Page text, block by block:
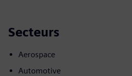
Secteurs
Aerospace
Automotive